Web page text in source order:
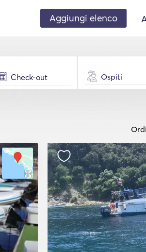
Aggiungi elenco
Ospiti